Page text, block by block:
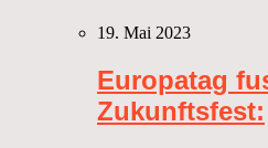
19. Mai 2023
Europatag
Zukunftsfest: